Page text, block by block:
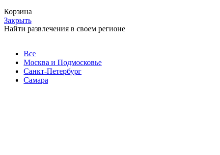
Корзина
Закрыть
Найти развлечения в своем регионе
Все
Москва и Подмосковье
Санкт-Петербург
Самара